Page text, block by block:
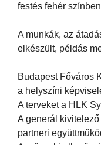
festés fehér
A munkák, az
elkészült, példás
Budapest Főváros
a helyszíni
A terveket a HLK
A generál
partneri